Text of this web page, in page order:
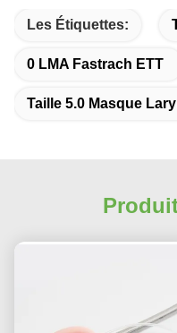
Les Étiquettes:
0 LMA Fastrach ETT
Taille 5.0 Masque